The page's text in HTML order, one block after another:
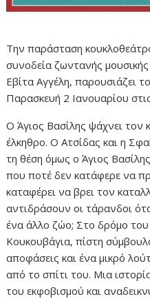
Την παράσταση
συνοδεία ζωντανής
Εβίτα Αγγέλη, παρουσιάζει
Παρασκευή 2 Ιανουαρίου
Ο Άγιος Βασίλης ψάχνει τον
έλκηθρο. Ο Ατσίδας και η
τη θέση όμως ο Άγιος
που ποτέ δεν κατάφερε να
καταφέρει να βρει τον
αντιδράσουν οι τάρανδοι
ένα άλλο ζώο; Στο δρόμο
Κουκουβάγια, πίστη
αποφάσεις και ένα μικρό
από το σπίτι του. Μια
του εκφοβισμού και